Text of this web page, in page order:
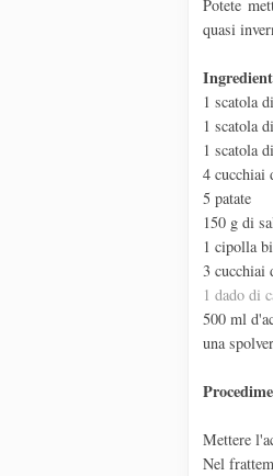
Potete
quasi
1 scatola
1 scatola
1 scatola
4 cucchiai
5 patate
150 g di
1 cipolla
3 cucchiai
1 dado di
500 ml
una
Mettere
Nel